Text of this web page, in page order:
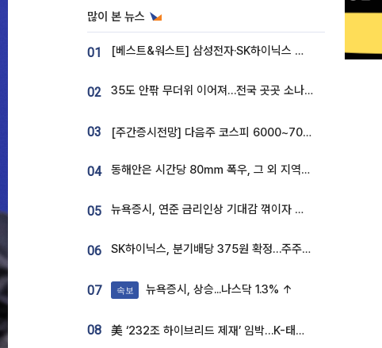
많이 본 뉴스
01 [베스트&워스트] 삼성전자·SK하이닉스 밀린 한 주…상상인증권은 85% 급등
02 35도 안팎 무더위 이어져…전국 곳곳 소나기 [오늘 날씨]
03 [주간증시전망] 다음주 코스피 6000~7000⋯“外人 수급은 정책이 변수”
04 동해안은 시간당 80㎜ 폭우, 그 외 지역은 폭염…‘극과 극 날씨’
05 뉴욕증시, 연준 금리인상 기대감 꺾이자 상승...S&P500 사상 최고치 [종합]
06 SK하이닉스, 분기배당 375원 확정…주주환원책 9월로 앞당겨 발표
07 속보 뉴욕증시, 상승...나스닥 1.3% ↑
08 美 ‘232조 하이브리드 제재’ 임박…K-태양광, 불확실성 털고 날개 다나